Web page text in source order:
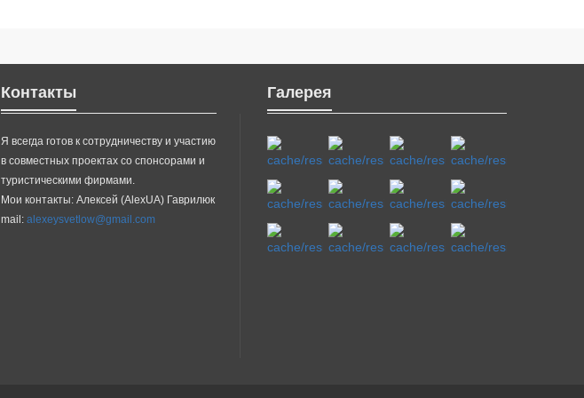
Контакты
Я всегда готов к сотрудничеству и участию
в совместных проектах со спонсорами и
туристическими фирмами.
Мои контакты: Алексей (AlexUA) Гаврилюк
mail: alexeysvetlow@gmail.com
Галерея